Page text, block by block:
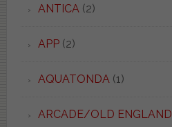
ANTICA(2)
APP(2)
AQUATONDA(1)
ARCADE/OLD ENGLAND